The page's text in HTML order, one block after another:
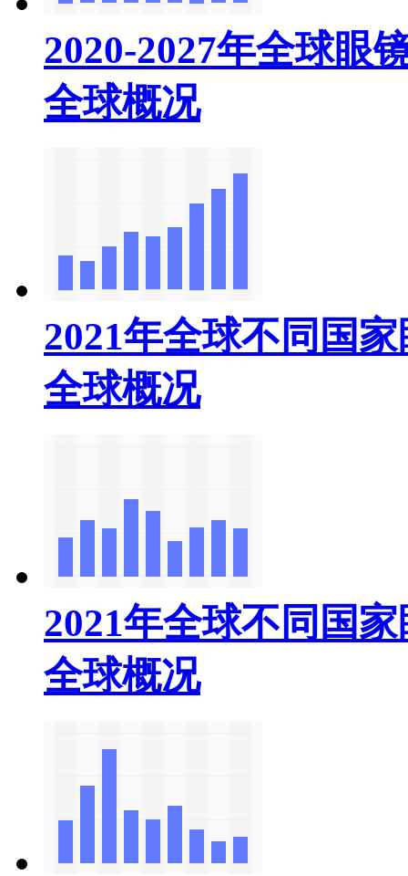
2020-2027年全球眼
全球概况
2021年全球不同国
全球概况
2021年全球不同国
全球概况